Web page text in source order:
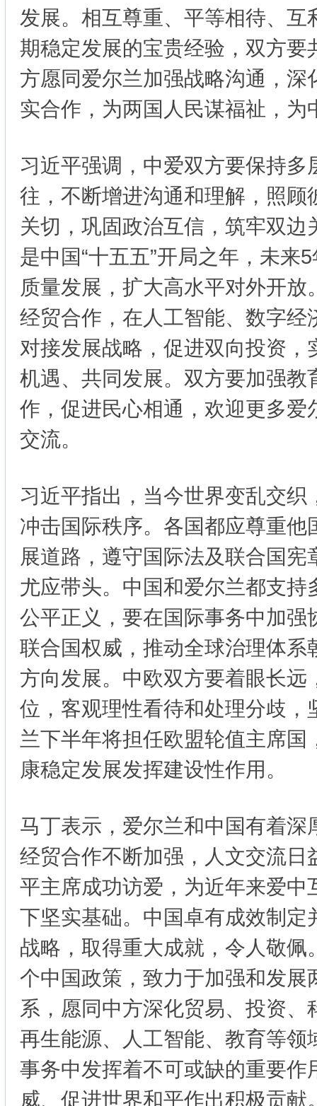
发展。相互尊重、平等相待、互
期稳定发展的宝贵经验，双方要
方愿同爱尔兰加强战略沟通，深
实合作，为两国人民谋福祉，为
习近平强调，中爱双方要保持多
往，不断增进沟通和理解，照顾
关切，巩固政治互信，筑牢双边
是中国“十五五”开局之年，未来
质量发展，扩大高水平对外开放
经贸合作，在人工智能、数字经
对接发展战略，促进双向投资，
机遇、共同发展。双方要加强教
作，促进民心相通，欢迎更多爱
交流。
习近平指出，当今世界变乱交织
冲击国际秩序。各国都应尊重他
展道路，遵守国际法及联合国宪
尤应带头。中国和爱尔兰都支持
公平正义，要在国际事务中加强
联合国权威，推动全球治理体系
方向发展。中欧双方要着眼长远
位，客观理性看待和处理分歧，
兰下半年将担任欧盟轮值主席国
康稳定发展发挥建设性作用。
马丁表示，爱尔兰和中国有着深
经贸合作不断加强，人文交流日
平主席成功访爱，为近年来爱中
下坚实基础。中国卓有成效制定
战略，取得重大成就，令人敬佩
个中国政策，致力于加强和发展
系，愿同中方深化贸易、投资、
再生能源、人工智能、教育等领
事务中发挥着不可或缺的重要作
威、促进世界和平作出积极贡献